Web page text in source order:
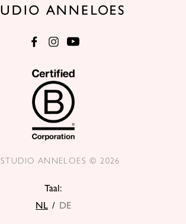
Taal:
NL / DE
STUDIO ANNELOES © 2026